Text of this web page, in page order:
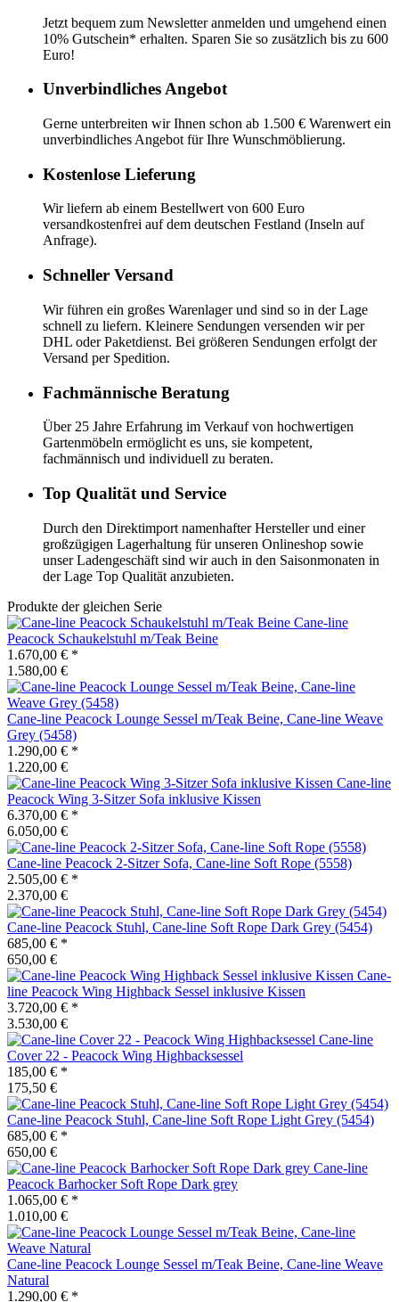
Jetzt bequem zum Newsletter anmelden und umgehend einen
10% Gutschein* erhalten. Sparen Sie so zusätzlich bis zu 600
Euro!
Unverbindliches Angebot
Gerne unterbreiten wir Ihnen schon ab 1.500 € Warenwert ein
unverbindliches Angebot für Ihre Wunschmöblierung.
Kostenlose Lieferung
Wir liefern ab einem Bestellwert von 600 Euro
versandkostenfrei auf dem deutschen Festland (Inseln auf
Anfrage).
Schneller Versand
Wir führen ein großes Warenlager und sind so in der Lage
schnell zu liefern. Kleinere Sendungen versenden wir per
DHL oder Paketdienst. Bei größeren Sendungen erfolgt der
Versand per Spedition.
Fachmännische Beratung
Über 25 Jahre Erfahrung im Verkauf von hochwertigen
Gartenmöbeln ermöglicht es uns, sie kompetent,
fachmännisch und individuell zu beraten.
Top Qualität und Service
Durch den Direktimport namenhafter Hersteller und einer
großzügigen Lagerhaltung für unseren Onlineshop sowie
unser Ladengeschäft sind wir auch in den Saisonmonaten in
der Lage Top Qualität anzubieten.
Produkte der gleichen Serie
Cane-line
Peacock Schaukelstuhl m/Teak Beine
1.670,00 € *
1.580,00 €
Cane-line Peacock Lounge Sessel m/Teak Beine, Cane-line Weave
Grey (5458)
1.290,00 € *
1.220,00 €
Cane-line
Peacock Wing 3-Sitzer Sofa inklusive Kissen
6.370,00 € *
6.050,00 €
Cane-line Peacock 2-Sitzer Sofa, Cane-line Soft Rope (5558)
2.505,00 € *
2.370,00 €
Cane-line Peacock Stuhl, Cane-line Soft Rope Dark Grey (5454)
685,00 € *
650,00 €
Cane-
line Peacock Wing Highback Sessel inklusive Kissen
3.720,00 € *
3.530,00 €
Cane-line
Cover 22 - Peacock Wing Highbacksessel
185,00 € *
175,50 €
Cane-line Peacock Stuhl, Cane-line Soft Rope Light Grey (5454)
685,00 € *
650,00 €
Cane-line
Peacock Barhocker Soft Rope Dark grey
1.065,00 € *
1.010,00 €
Cane-line Peacock Lounge Sessel m/Teak Beine, Cane-line Weave
Natural
1.290,00 € *